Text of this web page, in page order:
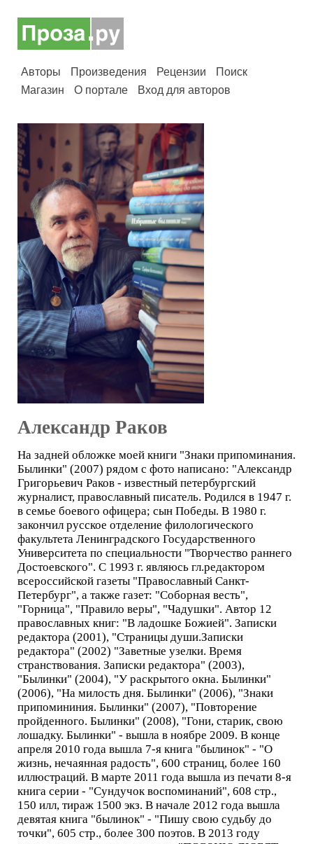
Авторы Произведения Рецензии
Поиск
Магазин
О портале Вход для авторов
Александр Раков
На задней обложке моей книги "Знаки припоминания.
Былинки" (2007) рядом с фото написано: "Александр
Григорьевич Раков - известный петербургский
журналист, православный писатель. Родился в 1947 г.
в семье боевого офицера; сын Победы. В 1980 г.
закончил русское отделение филологического
факультета Ленинградского Государственного
Университета по специальности "Творчество раннего
Достоевского". С 1993 г. являюсь гл.редактором
всероссийской газеты "Православный Санкт-
Петербург", а также газет: "Соборная весть",
"Горница", "Правило веры", "Чадушки". Автор 12
православных книг: "В ладошке Божией". Записки
редактора (2001), "Страницы души.Записки
редактора" (2002) "Заветные узелки. Время
странствования. Записки редактора" (2003),
"Былинки" (2004), "У раскрытого окна. Былинки"
(2006), "На милость дня. Былинки" (2006), "Знаки
припомининия. Былинки" (2007), "Повторение
пройденного. Былинки" (2008), "Гони, старик, свою
лошадку. Былинки" - вышла в ноябре 2009. В конце
апреля 2010 года вышла 7-я книга "былинок" - "О
жизнь, нечаянная радость", 600 страниц, более 160
иллюстраций. В марте 2011 года вышла из печати 8-я
книга серии - "Сундучок воспоминаний", 608 стр.,
150 илл, тираж 1500 экз. В начале 2012 года вышла
девятая книга "былинок" - "Пишу свою судьбу до
точки", 605 стр., более 300 поэтов. В 2013 году